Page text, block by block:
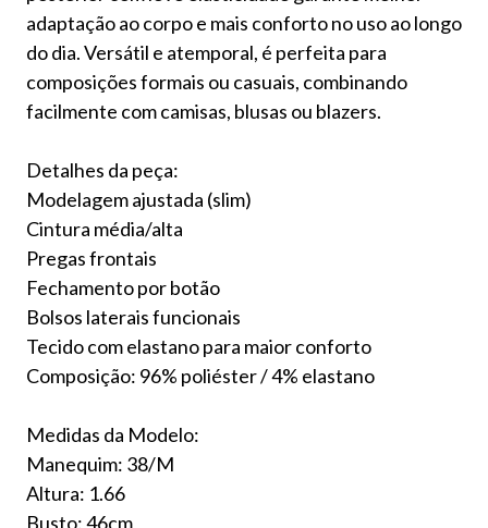
adaptação ao corpo e mais conforto no uso ao longo
do dia. Versátil e atemporal, é perfeita para
composições formais ou casuais, combinando
facilmente com camisas, blusas ou blazers.
Detalhes da peça:
Modelagem ajustada (slim)
Cintura média/alta
Pregas frontais
Fechamento por botão
Bolsos laterais funcionais
Tecido com elastano para maior conforto
Composição: 96% poliéster / 4% elastano
Medidas da Modelo:
Manequim: 38/M
Altura: 1.66
Busto: 46cm